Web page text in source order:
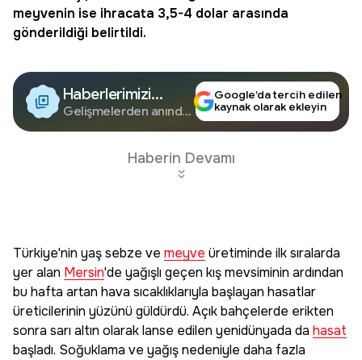
meyvenin ise ihracata 3,5-4 dolar arasında
gönderildiği belirtildi.
Haberlerimizi
Google'da Takip
Edin
Gelişmelerden anında
Google’da tercih edilen
kaynak olarak ekleyin
Haberin Devamı
Türkiye'nin yaş sebze ve meyve üretiminde ilk sıralarda
yer alan Mersin'de yağışlı geçen kış mevsiminin ardından
bu hafta artan hava sıcaklıklarıyla başlayan hasatlar
üreticilerinin yüzünü güldürdü. Açık bahçelerde erikten
sonra sarı altın olarak lanse edilen yenidünyada da hasat
başladı. Soğuklama ve yağış nedeniyle daha fazla